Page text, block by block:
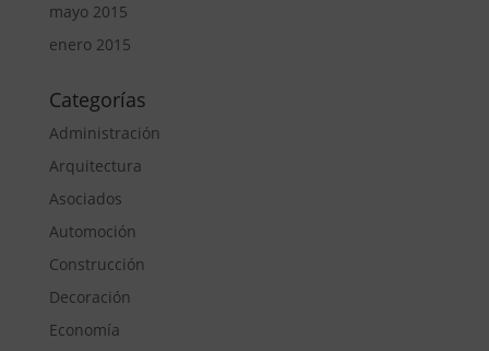
mayo 2015
enero 2015
Categorías
Administración
Arquitectura
Asociados
Automoción
Construcción
Decoración
Economía